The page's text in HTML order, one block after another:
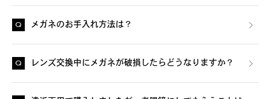
メガネのお手入れ方法は？
レンズ交換中にメガネが破損したらどうなりますか？